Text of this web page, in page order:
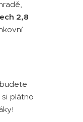
2,8
plátno